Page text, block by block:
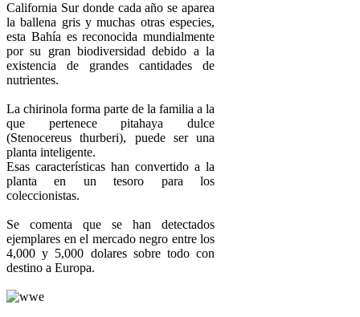
California Sur donde cada año se aparea
la ballena gris y muchas otras especies,
esta Bahía es reconocida mundialmente
por su gran biodiversidad debido a la
existencia de grandes cantidades de
nutrientes.
La chirinola forma parte de la familia a la
que pertenece pitahaya dulce
(Stenocereus thurberi), puede ser una
planta inteligente.
Esas características han convertido a la
planta en un tesoro para los
coleccionistas.
Se comenta que se han detectados
ejemplares en el mercado negro entre los
4,000 y 5,000 dolares sobre todo con
destino a Europa.